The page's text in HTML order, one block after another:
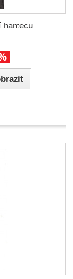
hantecu